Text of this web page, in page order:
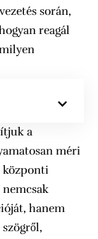
során,
reagál
a
méri
központi
hanem